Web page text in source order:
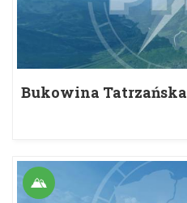
Bukowina Tatrzańska